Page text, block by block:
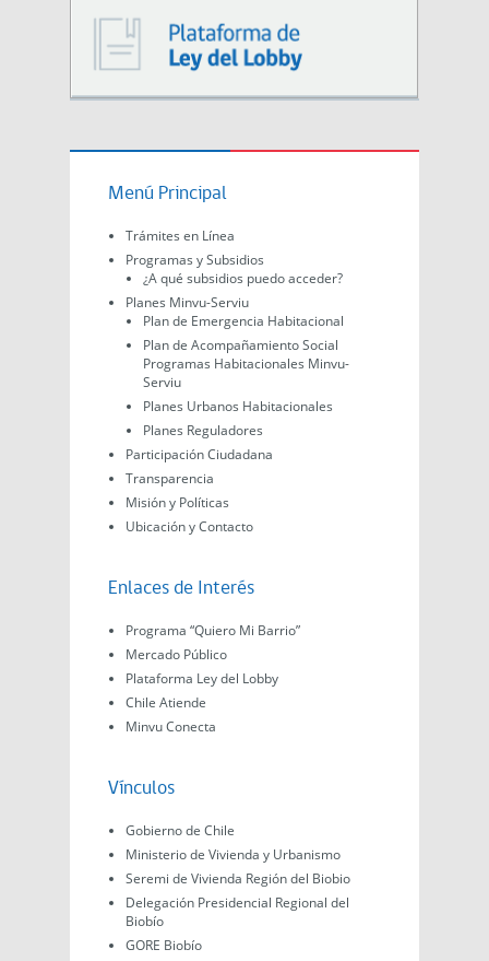
Menú Principal
Trámites en Línea
Programas y Subsidios
¿A qué subsidios puedo acceder?
Planes Minvu-Serviu
Plan de Emergencia Habitacional
Plan de Acompañamiento Social
Programas Habitacionales Minvu-
Serviu
Planes Urbanos Habitacionales
Planes Reguladores
Participación Ciudadana
Transparencia
Misión y Políticas
Ubicación y Contacto
Enlaces de Interés
Programa “Quiero Mi Barrio”
Mercado Público
Plataforma Ley del Lobby
Chile Atiende
Minvu Conecta
Vínculos
Gobierno de Chile
Ministerio de Vivienda y Urbanismo
Seremi de Vivienda Región del Biobio
Delegación Presidencial Regional del
Biobío
GORE Biobío